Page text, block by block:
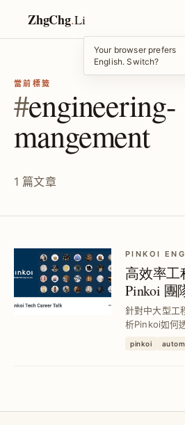
ZhgChg.Li
Your browser prefers
English. Switch?
當前標籤
#engineering-
mangement
1 篇文章
PINKOI
高效率工
Pinkoi 團
踐提升工
針對中大型工
析Pinkoi如何
Fastlane）減
pinkoi